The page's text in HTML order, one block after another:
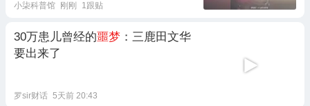
小柒科普馆 刚刚 1跟贴
30万患儿曾经的噩梦 ：三鹿田文华
要出来了
罗sir财话 5天前 20:43